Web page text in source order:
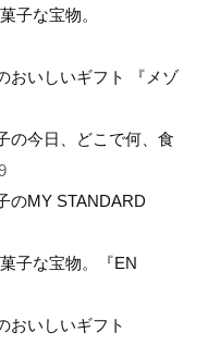
子な宝物。
おいしいギフト 『メゾ
の今日、どこで何、食
のMY STANDARD
子な宝物。『EN
おいしいギフト